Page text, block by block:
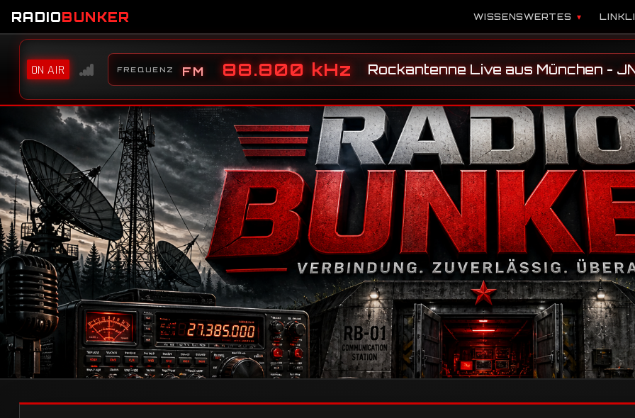
RADIOBUNKER WISSENSWERTES
ON AIR FREQUENZ 88.800 kHz Rockantenne Live aus München -